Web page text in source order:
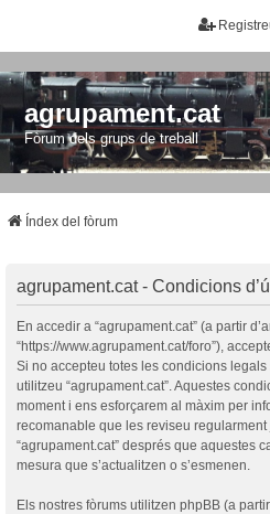
agrupament.cat
Fòrum dels grups de treball
Índex del fòrum
agrupament.cat - Condicions
En accedir a “agrupament.cat” (a partir
“https://www.agrupament.cat/foro”),
Si no accepteu totes les condicions
utilitzeu “agrupament.cat”. Aquestes
moment i ens esforçarem al màxim per
recomanable que les reviseu regularment
“agrupament.cat” després que aquestes
mesura que s’actualitzen o s’esmenen.
Els nostres fòrums utilitzen phpBB (a partir